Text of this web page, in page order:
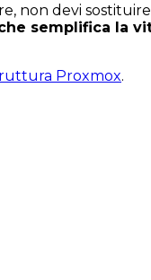
non devi
semplifica la
Proxmox.